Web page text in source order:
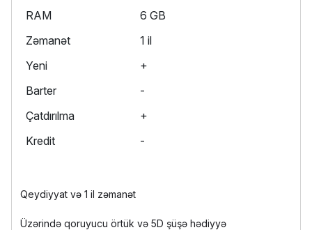
RAM
6 GB
Zəmanət
1 il
Yeni
+
Barter
-
Çatdırılma
+
Kredit
-
Qeydiyyat və 1 il zəmanət
Üzərində qoruyucu örtük və 5D şüşə hədiyyə